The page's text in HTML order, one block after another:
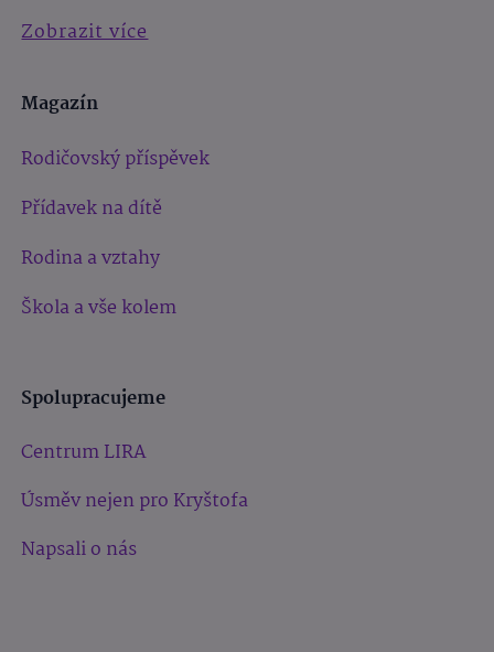
Zobrazit více
Magazín
Rodičovský příspěvek
Přídavek na dítě
Rodina a vztahy
Škola a vše kolem
Spolupracujeme
Centrum LIRA
Úsměv nejen pro Kryštofa
Napsali o nás